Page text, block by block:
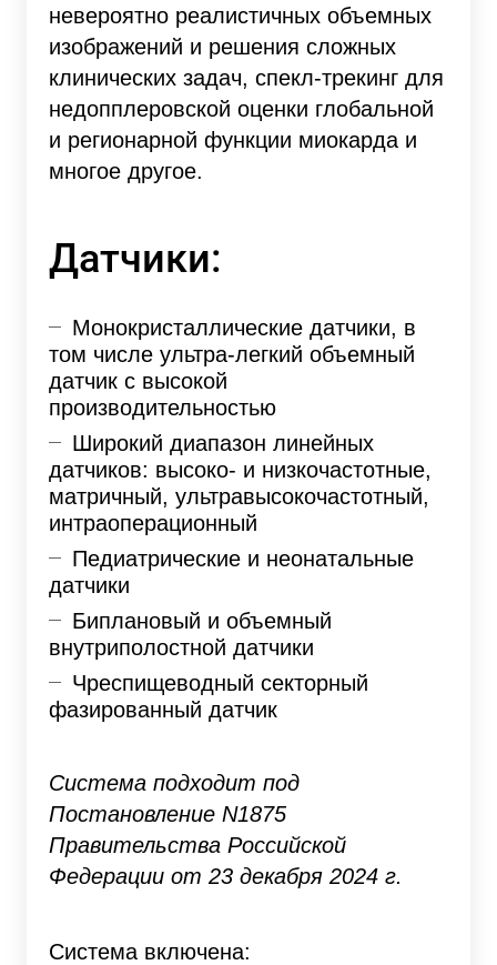
невероятно реалистичных объемных
изображений и решения сложных
клинических задач, спекл-трекинг для
недопплеровской оценки глобальной
и регионарной функции миокарда и
многое другое.
Датчики:
Монокристаллические датчики, в
том числе ультра-легкий объемный
датчик с высокой
производительностью
Широкий диапазон линейных
датчиков: высоко- и низкочастотные,
матричный, ультравысокочастотный,
интраоперационный
Педиатрические и неонатальные
датчики
Биплановый и объемный
внутриполостной датчики
Чреспищеводный секторный
фазированный датчик
Система подходит под
Постановление N1875
Правительства Российской
Федерации от 23 декабря 2024 г.
Система включена: